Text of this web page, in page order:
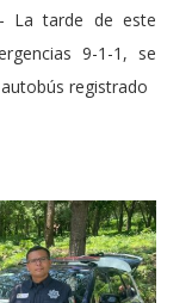
La tarde de este
9-1-1, se
registrado